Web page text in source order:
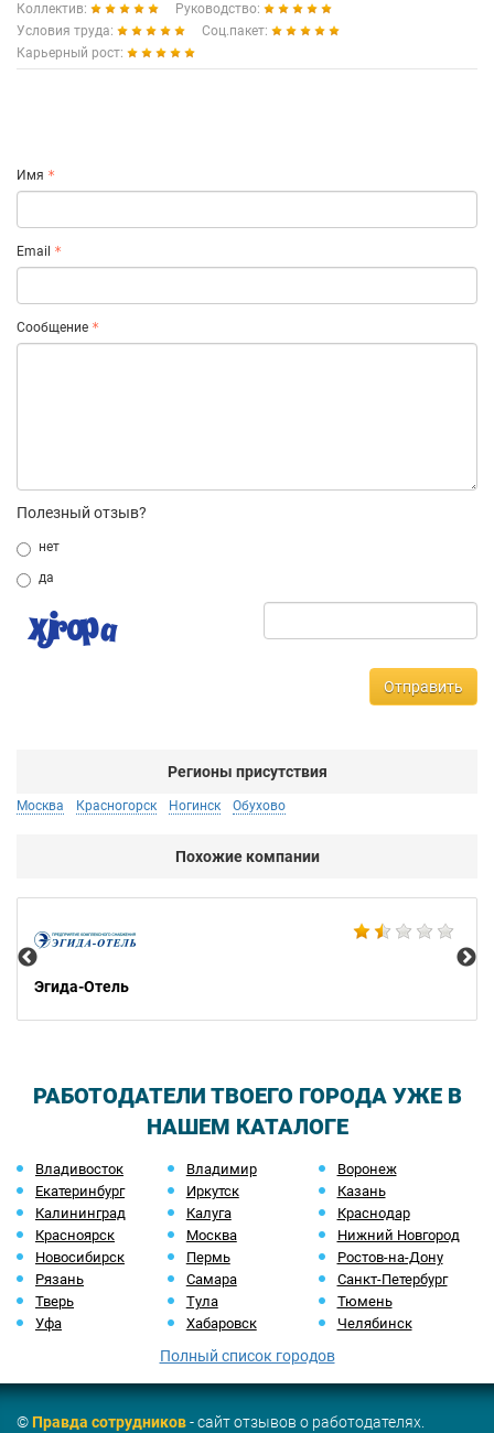
Коллектив:
Руководство:
Условия труда:
Соц.пакет:
Карьерный рост:
Имя
Email
Сообщение
Полезный отзыв?
нет
да
Отправить
Регионы присутствия
Москва Красногорск Ногинск Обухово
Похожие компании
Эгида-Отель
РАБОТОДАТЕЛИ ТВОЕГО ГОРОДА УЖЕ В
НАШЕМ КАТАЛОГЕ
Владивосток Владимир
Воронеж
Екатеринбург
Иркутск
Казань
Калининград
Калуга
Краснодар
Красноярск
Москва
Нижний Новгород
Новосибирск
Пермь
Ростов-на-Дону
Рязань
Самара
Санкт-Петербург
Тверь
Тула
Тюмень
Уфа
Хабаровск Челябинск
Полный список городов
©Правда сотрудников- сайт отзывов о работодателях.